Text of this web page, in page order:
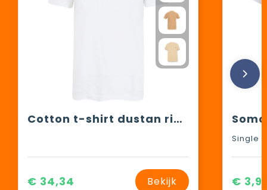
Cotton t-shirt dustan river
€ 34,34 Bekijk €